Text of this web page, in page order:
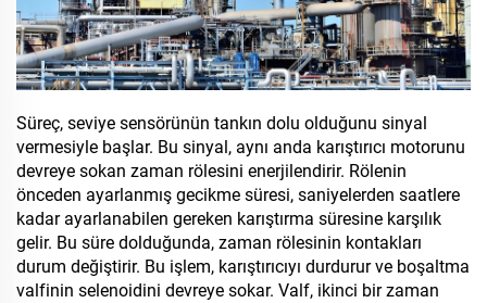
Süreç, seviye sensörünün tankın dolu olduğunu sinyal
vermesiyle başlar. Bu sinyal, aynı anda karıştırıcı motorunu
devreye sokan zaman rölesini enerjilendirir. Rölenin
önceden ayarlanmış gecikme süresi, saniyelerden saatlere
kadar ayarlanabilen gereken karıştırma süresine karşılık
gelir. Bu süre dolduğunda, zaman rölesinin kontakları
durum değiştirir. Bu işlem, karıştırıcıyı durdurur ve boşaltma
valfinin selenoidini devreye sokar. Valf, ikinci bir zaman